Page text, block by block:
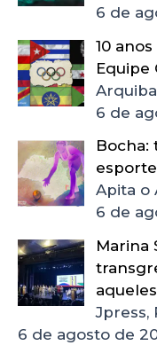
6 de
10
Equipe
6 de
Bocha:
Apita o
6 de
Marina
Jpress,
6 de agosto de